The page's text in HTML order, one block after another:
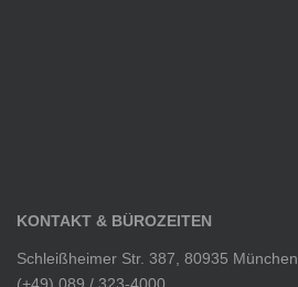
KONTAKT & BÜROZEITEN
Schleißheimer Str. 387, 80935 München